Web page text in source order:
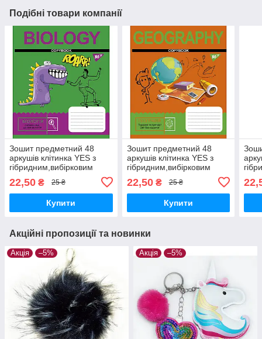
Подібні товари компанії
Зошит предметний 48
аркушів клітинка YES з
гібридним,вибірковим
school subjects)
22,50 ₴ 25 ₴
Купити
Зошит предметний 48
аркушів клітинка YES з
гібридним,вибірковим
лаком ГЕОГРАФІЯ (Cool
school subjects)
22,50₴ 25 ₴
Купити
Акційні пропозиції та новинки
Акція –5% Акція –5%